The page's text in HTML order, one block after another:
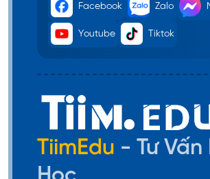
Facebook Zalo
Youtube Tiktok
TiimEdu - Tư Vấn